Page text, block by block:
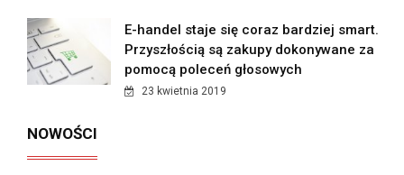
E-handel staje się coraz bardziej smart.
Przyszłością są zakupy dokonywane za
pomocą poleceń głosowych
23 kwietnia 2019
NOWOŚCI